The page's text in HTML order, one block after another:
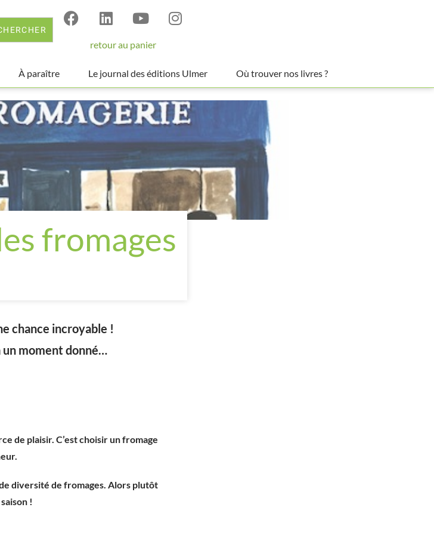
retour au panier
À paraître Le journal des éditions Ulmer Où trouver nos livres ?
fromages
chance incroyable !
un moment donné…
de plaisir. C’est choisir un fromage
diversité de fromages. Alors plutôt
!